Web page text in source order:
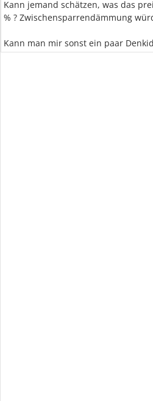
Kann jemand schätzen, was das
% ? Zwischensparrendämmung
Kann man mir sonst ein paar